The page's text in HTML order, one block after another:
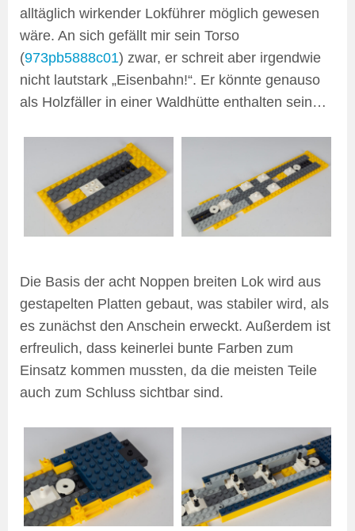
alltäglich wirkender Lokführer möglich gewesen
wäre. An sich gefällt mir sein Torso
(973pb5888c01) zwar, er schreit aber irgendwie
nicht lautstark „Eisenbahn!“. Er könnte genauso
als Holzfäller in einer Waldhütte enthalten sein…
Die Basis der acht Noppen breiten Lok wird aus
gestapelten Platten gebaut, was stabiler wird, als
es zunächst den Anschein erweckt. Außerdem ist
erfreulich, dass keinerlei bunte Farben zum
Einsatz kommen mussten, da die meisten Teile
auch zum Schluss sichtbar sind.